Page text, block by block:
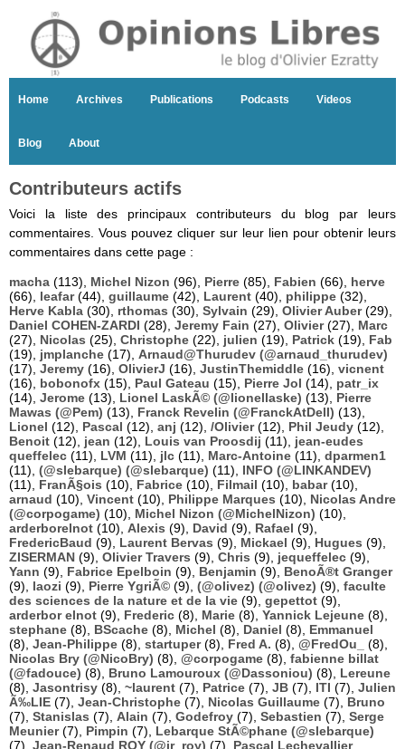
Home Archives Publications Podcasts Videos
Blog About
Contributeurs actifs
Voici la liste des principaux contributeurs du blog par leurs
commentaires. Vous pouvez cliquer sur leur lien pour obtenir leurs
commentaires dans cette page :
macha (113), Michel Nizon (96), Pierre (85), Fabien (66), herve
(66), leafar(44), guillaume (42), Laurent (40), philippe (32),
Herve Kabla (30), rthomas (30), Sylvain (29), Olivier Auber(29),
Daniel COHEN-ZARDI (28), Jeremy Fain (27), Olivier(27), Marc
(27), Nicolas (25), Christophe (22), julien (19), Patrick (19), Fab
(19), jmplanche (17), Arnaud@Thurudev (@arnaud_thurudev)
(17), Jeremy (16), OlivierJ (16), JustinThemiddle (16), vicnent
(16), bobonofx (15), Paul Gateau (15), Pierre Jol (14), patr_ix
(14), Jerome (13), Lionel LaskÃ© (@lionellaske) (13), Pierre
Mawas (@Pem) (13), Franck Revelin (@FranckAtDell) (13),
Lionel (12), Pascal (12), anj (12), /Olivier(12), Phil Jeudy (12),
Benoit (12), jean (12), Louis van Proosdij (11), jean-eudes
queffelec (11), LVM (11), jlc (11), Marc-Antoine (11), dparmen1
(11), (@slebarque) (@slebarque) (11), INFO (@LINKANDEV)
(11), FranÃ§ois (10), Fabrice (10), Filmail (10), babar(10),
arnaud (10), Vincent (10), Philippe Marques (10), Nicolas Andre
(@corpogame) (10), Michel Nizon (@MichelNizon) (10),
arderborelnot (10), Alexis (9), David (9), Rafael (9),
FredericBaud (9), Laurent Bervas (9), Mickael (9), Hugues (9),
ZISERMAN (9), Olivier Travers (9), Chris (9), jequeffelec (9),
Yann (9), Fabrice Epelboin (9), Benjamin (9), BenoÃ®t Granger
(9), laozi (9), Pierre YgriÃ© (9), (@olivez) (@olivez) (9), faculte
des sciences de la nature et de la vie (9), gepettot (9),
arderbor elnot (9), Frederic (8), Marie (8), Yannick Lejeune (8),
stephane (8), BScache (8), Michel (8), Daniel (8), Emmanuel
(8), Jean-Philippe (8), startuper(8), Fred A. (8), @FredOu_
(8),
Nicolas Bry (@NicoBry) (8), @corpogame (8), fabienne billat
(@fadouce) (8), Bruno Lamouroux (@Dassoniou) (8), Lereune
(8), Jasontrisy (8), ~laurent (7), Patrice (7), JB (7), ITI (7), Julien
Ã‰LIE (7), Jean-Christophe (7), Nicolas Guillaume (7), Bruno
(7), Stanislas (7), Alain (7), Godefroy (7), Sebastien (7), Serge
Meunier(7), Pimpin (7), Lebarque StÃ©phane (@slebarque)
(7), Jean-Renaud ROY (@jr_roy) (7), Pascal Lechevallier